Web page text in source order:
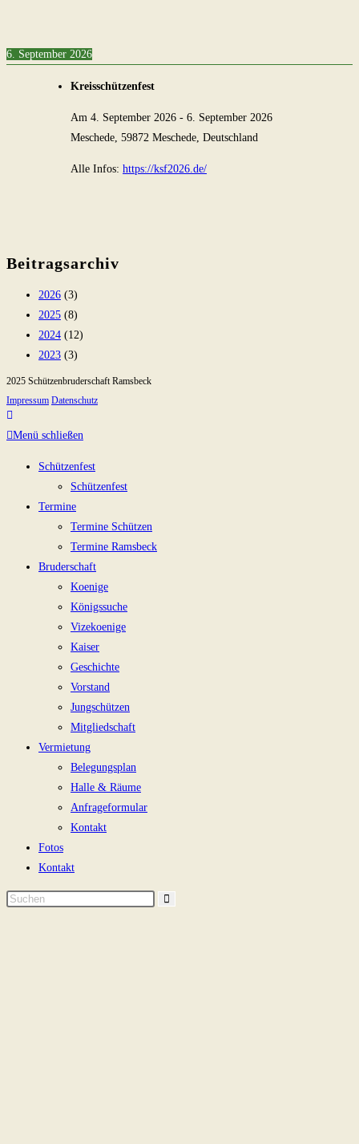
6. September 2026
Kreisschützenfest
Am 4. September 2026 - 6. September 2026
Meschede, 59872 Meschede, Deutschland
Alle Infos: https://ksf2026.de/
Beitragsarchiv
2026 (3)
2025 (8)
2024 (12)
2023 (3)
2025 Schützenbruderschaft Ramsbeck
Impressum Datenschutz
Menü schließen
Schützenfest
Schützenfest
Termine
Termine Schützen
Termine Ramsbeck
Bruderschaft
Koenige
Königssuche
Vizekoenige
Kaiser
Geschichte
Vorstand
Jungschützen
Mitgliedschaft
Vermietung
Belegungsplan
Halle & Räume
Anfrageformular
Kontakt
Fotos
Kontakt